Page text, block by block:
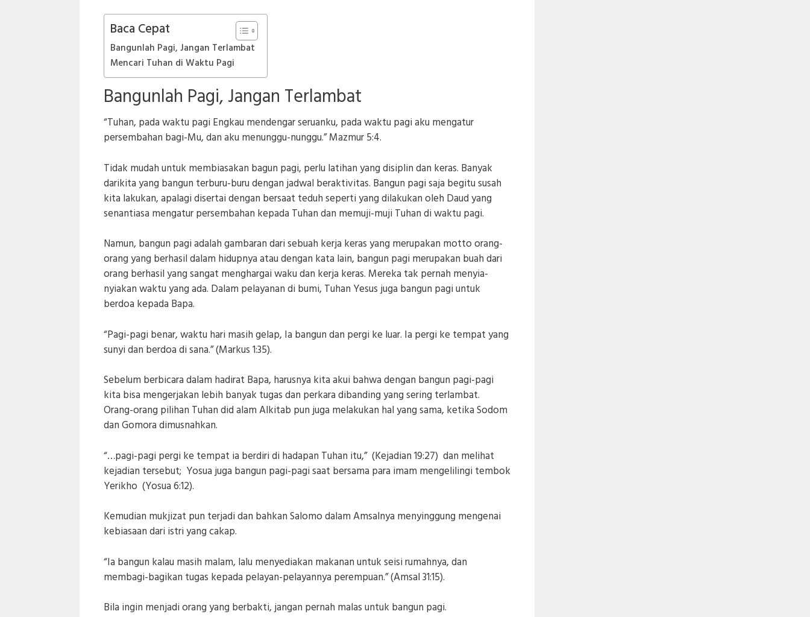
Baca Cepat
Bangunlah Pagi, Jangan Terlambat
Mencari Tuhan di Waktu Pagi
Bangunlah Pagi, Jangan Terlambat
“Tuhan, pada waktu pagi Engkau mendengar seruanku, pada waktu pagi aku mengatur
persembahan bagi-Mu, dan aku menunggu-nunggu.” Mazmur 5:4.
Tidak mudah untuk membiasakan bagun pagi, perlu latihan yang disiplin dan keras. Banyak
darikita yang bangun terburu-buru dengan jadwal beraktivitas. Bangun pagi saja begitu susah
kita lakukan, apalagi disertai dengan bersaat teduh seperti yang dilakukan oleh Daud yang
senantiasa mengatur persembahan kepada Tuhan dan memuji-muji Tuhan di waktu pagi.
Namun, bangun pagi adalah gambaran dari sebuah kerja keras yang merupakan motto orang-
orang yang berhasil dalam hidupnya atau dengan kata lain, bangun pagi merupakan buah dari
orang berhasil yang sangat menghargai waku dan kerja keras. Mereka tak pernah menyia-
nyiakan waktu yang ada. Dalam pelayanan di bumi, Tuhan Yesus juga bangun pagi untuk
berdoa kepada Bapa.
“Pagi-pagi benar, waktu hari masih gelap, Ia bangun dan pergi ke luar. Ia pergi ke tempat yang
sunyi dan berdoa di sana.” (Markus 1:35).
Sebelum berbicara dalam hadirat Bapa, harusnya kita akui bahwa dengan bangun pagi-pagi
kita bisa mengerjakan lebih banyak tugas dan perkara dibanding yang sering terlambat.
Orang-orang pilihan Tuhan did alam Alkitab pun juga melakukan hal yang sama, ketika Sodom
dan Gomora dimusnahkan.
“…pagi-pagi pergi ke tempat ia berdiri di hadapan Tuhan itu,” (Kejadian 19:27) dan melihat
kejadian tersebut; Yosua juga bangun pagi-pagi saat bersama para imam mengelilingi tembok
Yerikho (Yosua 6:12).
Kemudian mukjizat pun terjadi dan bahkan Salomo dalam Amsalnya menyinggung mengenai
kebiasaan dari istri yang cakap.
“Ia bangun kalau masih malam, lalu menyediakan makanan untuk seisi rumahnya, dan
membagi-bagikan tugas kepada pelayan-pelayannya perempuan.” (Amsal 31:15).
Bila ingin menjadi orang yang berbakti, jangan pernah malas untuk bangun pagi.